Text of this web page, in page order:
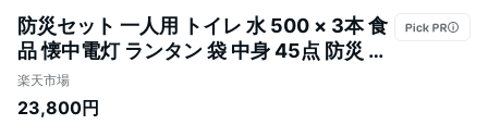
防災セット 一人用 トイレ 水 500 × 3本 食
品 懐中電灯 ランタン 袋 中身 45点 防災 リ
ュック 防災リュック 防災グッズ 防災バッ
グ 女性 防災用品 地震対策 災害対策 震災 ※
楽天市場
23,800円